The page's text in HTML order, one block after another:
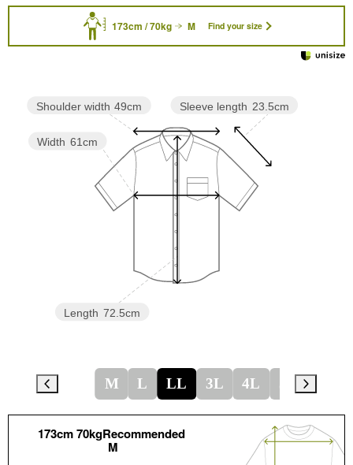
173cm / 70kg M Find your size
Sleeve length 23.5cm
Length 72.5cm
Width 61cm
Shoulder width 49cm
M L LL 3L 4L
173cm 70kgRecommended
M